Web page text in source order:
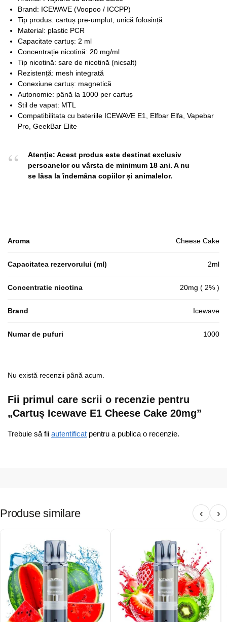
Brand: ICEWAVE (Voopoo / ICCPP)
Tip produs: cartuș pre-umplut, unică folosință
Material: plastic PCR
Capacitate cartuș: 2 ml
Concentrație nicotină: 20 mg/ml
Tip nicotină: sare de nicotină (nicsalt)
Rezistență: mesh integrată
Conexiune cartuș: magnetică
Autonomie: până la 1000 per cartuș
Stil de vapat: MTL
Compatibilitata cu bateriile ICEWAVE E1, Elfbar Elfa, Vapebar
Pro, GeekBar Elite
Atenție: Acest produs este destinat exclusiv
persoanelor cu vârsta de minimum 18 ani. A nu
se lăsa la îndemâna copiilor și animalelor.
Aroma Cheese Cake
Capacitatea rezervorului (ml) 2ml
Concentratie nicotina 20mg ( 2% )
Brand Icewave
Numar de pufuri 1000
Nu există recenzii până acum.
Fii primul care scrii o recenzie pentru
„Cartuș Icewave E1 Cheese Cake 20mg”
Trebuie să fii autentificat pentru a publica o recenzie.
Produse similare ‹ ›